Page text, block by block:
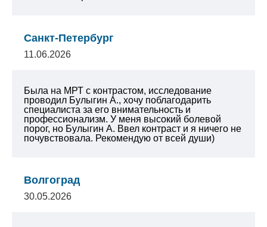
Санкт-Петербург
11.06.2026
Была на МРТ с контрастом, исследование
проводил Булыгин А., хочу поблагодарить
специалиста за его внимательность и
профессионализм. У меня высокий болевой
порог, но Булыгин А. Ввел контраст и я ничего не
почувствовала. Рекомендую от всей души)
Волгоград
30.05.2026